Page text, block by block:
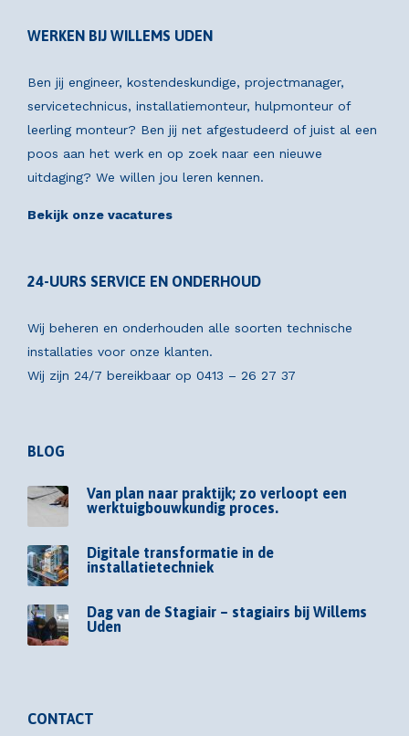
WERKEN BIJ WILLEMS UDEN
Ben jij engineer, kostendeskundige, projectmanager,
servicetechnicus, installatiemonteur, hulpmonteur of
leerling monteur? Ben jij net afgestudeerd of juist al een
poos aan het werk en op zoek naar een nieuwe
uitdaging? We willen jou leren kennen.
Bekijk onze vacatures
24-UURS SERVICE EN ONDERHOUD
Wij beheren en onderhouden alle soorten technische
installaties voor onze klanten.
Wij zijn 24/7 bereikbaar op 0413 – 26 27 37
BLOG
Van plan naar praktijk; zo verloopt een
werktuigbouwkundig proces.
Digitale transformatie in de
installatietechniek
Dag van de Stagiair – stagiairs bij Willems
Uden
CONTACT